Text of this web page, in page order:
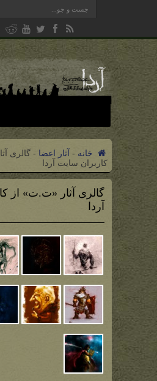
خانه - آثار اعضا - گالری
کاربران سایت آردا
گالری آثار «ت.ت» از
آردا